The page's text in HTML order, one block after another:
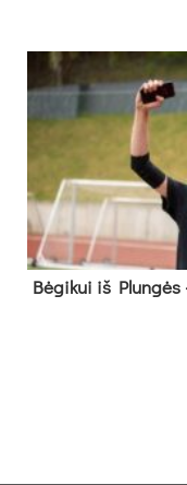
Bė­gi­kui iš